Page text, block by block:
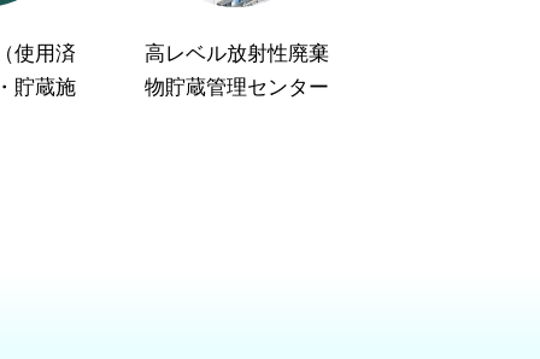
使用済
貯蔵施
高レベル放射性廃棄
物貯蔵管理センター